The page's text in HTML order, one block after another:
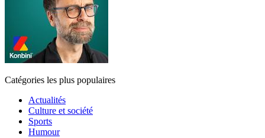
Catégories les plus populaires
Actualités
Culture et société
Sports
Humour